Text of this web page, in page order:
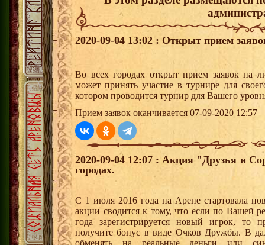
2020-09-04 13:02 : Открыт прием
Во всех городах открыт прием заявок на
может принять участие в турнире для
котором проводится турнир для Вашего
Прием заявок оканчивается 07-09-2020 12:57
2020-09-04 12:07 : Акция "Друзья и
городах.
С 1 июля 2016 года на Арене стартовала
акции сводится к тому, что если по Вашей
года зарегистрируется новый игрок,
получите бонус в виде Очков Дружбы. В
обменять на реальные деньги или